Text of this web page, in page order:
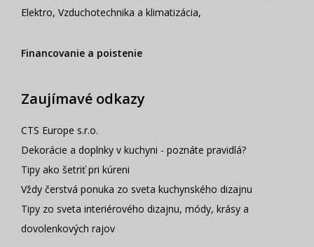
Elektro, Vzduchotechnika a klimatizácia,
Financovanie a poistenie
Zaujímavé odkazy
CTS Europe s.r.o.
Dekorácie a doplnky v kuchyni - poznáte pravidlá?
Tipy ako šetriť pri kúreni
Vždy čerstvá ponuka zo sveta kuchynského dizajnu
Tipy zo sveta interiérového dizajnu, módy, krásy a
dovolenkových rajov